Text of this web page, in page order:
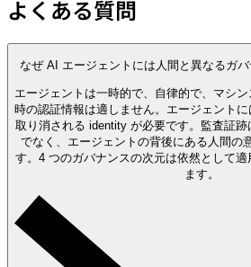
よくある質問
なぜ AI エージェントには人間と異なるガ
エージェントは一時的で、自律的で、マシ
時の認証情報は適しません。エージェント
取り消される identity が必要です。監査証
でなく、エージェントの背後にある人間の
す。4 つのガバナンスの次元は依然として適
ます。